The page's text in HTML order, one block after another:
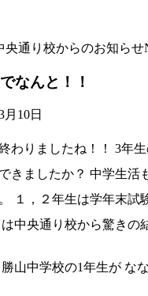
央通り校からのお知らせ
なんと！！
月10日
わりましたね！！ 3年
きましたか？ 中学生活
１，２年生は学年末試
中央通り校から驚きの
山中学校の1年生が な